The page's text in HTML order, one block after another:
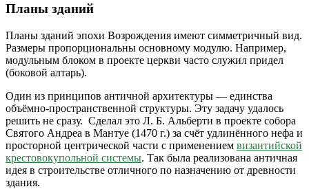
Планы зданий
Планы зданий эпохи Возрождения имеют симметричный вид.
Размеры пропорциональны основному модулю. Например,
модульным блоком в проекте церкви часто служил придел
(боковой алтарь).
Один из принципов античной архитектуры — единства
объёмно-пространственной структуры. Эту задачу удалось
решить не сразу. Сделал это Л. Б. Альберти в проекте собора
Святого Андреа в Мантуе (1470 г.) за счёт удлинённого нефа и
просторной центрической части с применением византийской
крестовокупольной системы. Так была реализована античная
идея в строительстве отличного по назначению от древности
здания.